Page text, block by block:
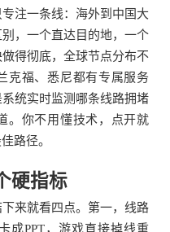
注一条线：海外到中国大
，一个直达目的地，一个
得彻底，全球节点分布不
克福、悉尼都有专属服务
统实时监测哪条线路拥堵
。你不用懂技术，点开就
路径。
硬指标
来就看四点。第一，线路
成PPT，游戏直接掉线重